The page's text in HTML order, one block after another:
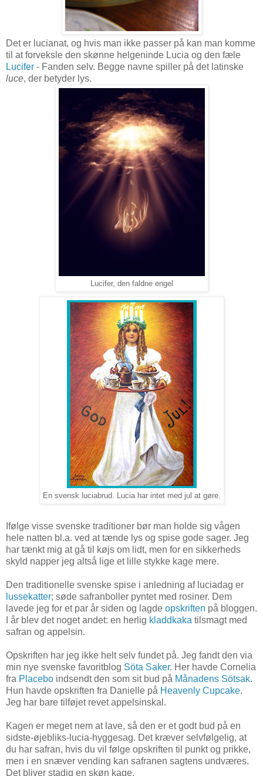
Det er lucianat, og hvis man ikke passer på kan man komme
til at forveksle den skønne helgeninde Lucia og den fæle
Lucifer - Fanden selv. Begge navne spiller på det latinske
luce, der betyder lys.
Lucifer, den faldne engel
En svensk luciabrud. Lucia har intet med jul at gøre.
Ifølge visse svenske traditioner bør man holde sig vågen
hele natten bl.a. ved at tænde lys og spise gode sager. Jeg
har tænkt mig at gå til køjs om lidt, men for en sikkerheds
skyld napper jeg altså lige et lille stykke kage mere.
Den traditionelle svenske spise i anledning af luciadag er
lussekatter; søde safranboller pyntet med rosiner. Dem
lavede jeg for et par år siden og lagde opskriften på bloggen.
I år blev det noget andet: en herlig kladdkaka tilsmagt med
safran og appelsin.
Opskriften har jeg ikke helt selv fundet på. Jeg fandt den via
min nye svenske favoritblog Söta Saker. Her havde Cornelia
fra Placebo indsendt den som sit bud på Månadens Sötsak.
Hun havde opskriften fra Danielle på Heavenly Cupcake.
Jeg har bare tilføjet revet appelsinskal.
Kagen er meget nem at lave, så den er et godt bud på en
sidste-øjebliks-lucia-hyggesag. Det kræver selvfølgelig, at
du har safran, hvis du vil følge opskriften til punkt og prikke,
men i en snæver vending kan safranen sagtens undværes.
Det bliver stadig en skøn kage.